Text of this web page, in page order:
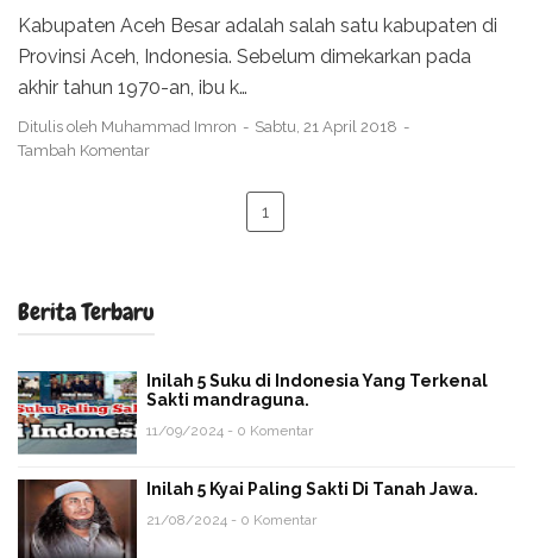
Kabupaten Aceh Besar adalah salah satu kabupaten di
Provinsi Aceh, Indonesia. Sebelum dimekarkan pada
akhir tahun 1970-an, ibu k…
Ditulis oleh Muhammad Imron
Sabtu, 21 April 2018
Tambah Komentar
1
Berita Terbaru
Inilah 5 Suku di Indonesia Yang Terkenal
Sakti mandraguna.
11/09/2024 - 0 Komentar
Inilah 5 Kyai Paling Sakti Di Tanah Jawa.
21/08/2024 - 0 Komentar